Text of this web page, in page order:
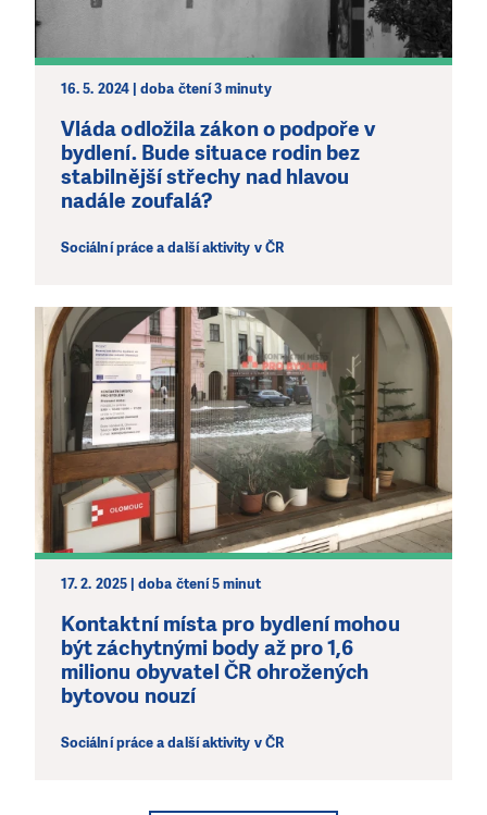
16. 5. 2024 | doba čtení 3 minuty
Vláda odložila zákon o podpoře v
bydlení. Bude situace rodin bez
stabilnější střechy nad hlavou
nadále zoufalá?
Sociální práce a další aktivity v ČR
17. 2. 2025 | doba čtení 5 minut
Kontaktní místa pro bydlení mohou
být záchytnými body až pro 1,6
milionu obyvatel ČR ohrožených
bytovou nouzí
Sociální práce a další aktivity v ČR
bez Vaší podpory. Ať už se nám rozhodnete pomoci
jedním darem nebo se stanete pravidelným dárcem
Klubu přátel, Vaše dary nám umožní pomoci vždy tam,
kde je to nejvíce potřeba.
DAROVAT DAROVAT PRAVIDELNĚ